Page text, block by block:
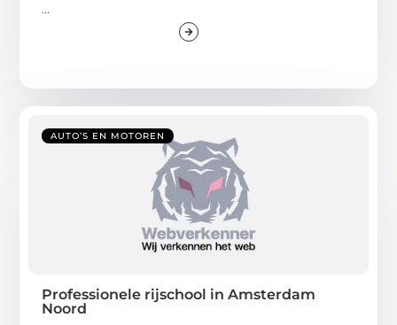
...
AUTO’S EN MOTOREN
Professionele rijschool in Amsterdam
Noord